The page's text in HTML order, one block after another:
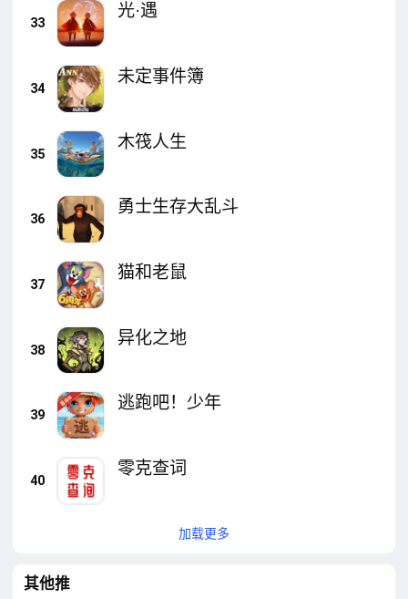
33
光·遇
34
未定事件簿
35
木筏人生
36
勇士生存大乱斗
37
猫和老鼠
38
异化之地
39
逃跑吧！少年
40
零克查词
加载更多
其他推